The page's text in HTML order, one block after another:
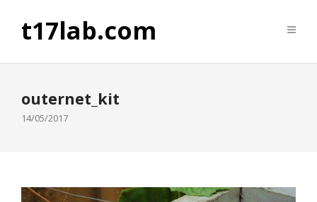
t17lab.com
outernet_kit
14/05/2017